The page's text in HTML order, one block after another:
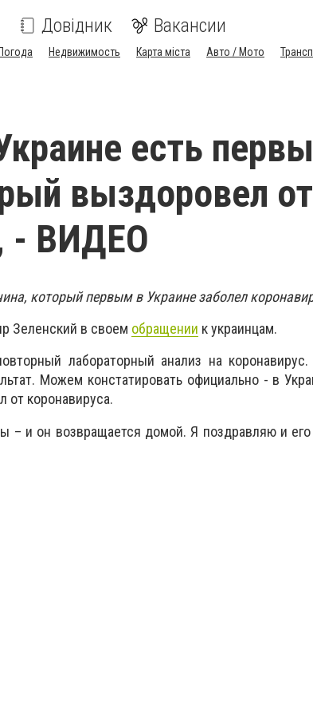
Довідник Вакансии
Погода Недвижимость Карта міста Авто / Мото
есть
выздоровел от
- ВИДЕО
который первым в Украине заболел
Зеленский в своем обращении к украинцам.
лабораторный анализ на
Можем констатировать официально - в
от коронавируса.
– и он возвращается домой. Я поздравляю и